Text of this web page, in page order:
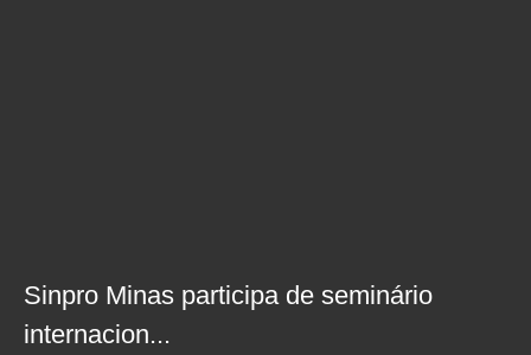
Sinpro Minas participa de seminário
internacion...